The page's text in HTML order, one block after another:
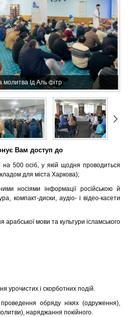
молитва Ід Аль фітр
Вам доступ до
500 осіб, у якій щодня проводиться
для міста Харкова);
носіями інформації російською й
компакт-диски, аудіо- і відео-касети
мови та культури ісламського
урочистих і скорботних подій.
обряду нікях (одруження),
наряджання покійного.